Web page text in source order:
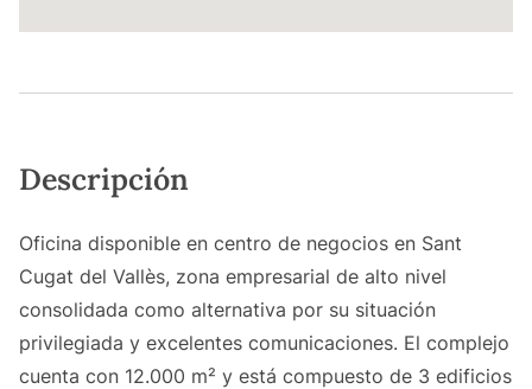
Descripción
Oficina disponible en centro de negocios en Sant
Cugat del Vallès, zona empresarial de alto nivel
consolidada como alternativa por su situación
privilegiada y excelentes comunicaciones. El complejo
cuenta con 12.000 m² y está compuesto de 3 edificios